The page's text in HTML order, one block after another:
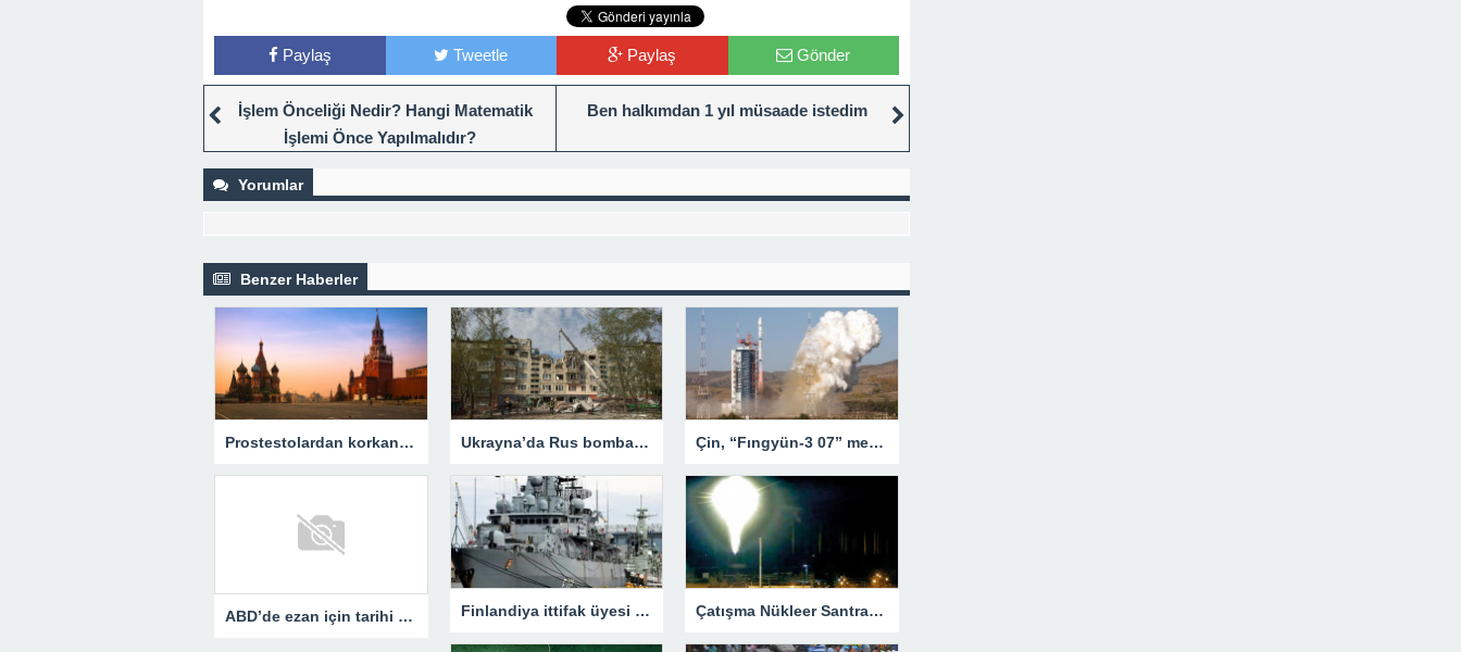
Paylaş Tweetle Paylaş Gönder
İşlem Önceliği Nedir? Hangi Matematik
İşlemi Önce Yapılmalıdır?
Ben halkımdan 1 yıl müsaade istedim
Yorumlar
Benzer Haberler
Prostestolardan korkan Rusya 2. Dünya Savaşı törenlerini iptal etti – Son Dakika Dünya Haberleri Ukrayna’da Rus bombardımanı sonucu vurulan apartmanda can kaybı 15’e yükseldi Çin, “Fıngyün-3 07” meteoroloji uydusunu fırlattı
ABD’de ezan için tarihi karar! Ülke için bir ilk olacak… Finlandiya ittifak üyesi olarak ilk NATO tatbikatını tamamladı Çatışma Nükleer Santrallerine Sıçradı – Dünya